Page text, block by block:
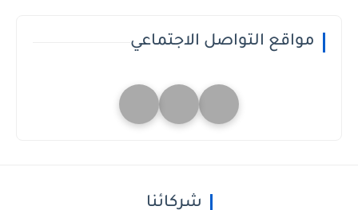
مواقع التواصل الاجتماعي
شركائنا